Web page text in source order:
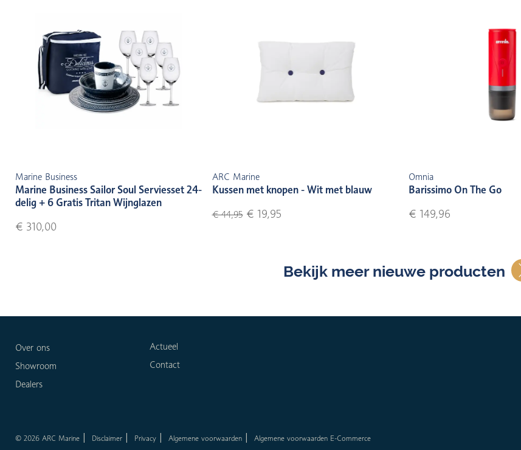
Marine Business
Marine Business Sailor Soul Serviesset 24-
delig + 6 Gratis Tritan Wijnglazen
€ 310,00
ARC Marine
Kussen met knopen - Wit met blauw
€ 44,95€ 19,95
Omnia
Barissimo On The Go
€ 149,96
Bekijk meer nieuwe producten
Over ons
Showroom
Dealers
Actueel
Contact
© 2026 ARC Marine Disclaimer Privacy Algemene voorwaarden Algemene voorwaarden E-Commerce